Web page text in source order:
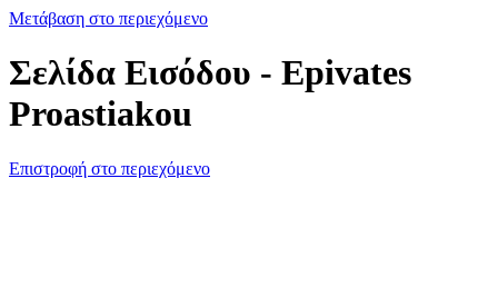
Μετάβαση στο περιεχόμενο
Σελίδα Εισόδου - Epivates
Proastiakou
Επιστροφή στο περιεχόμενο